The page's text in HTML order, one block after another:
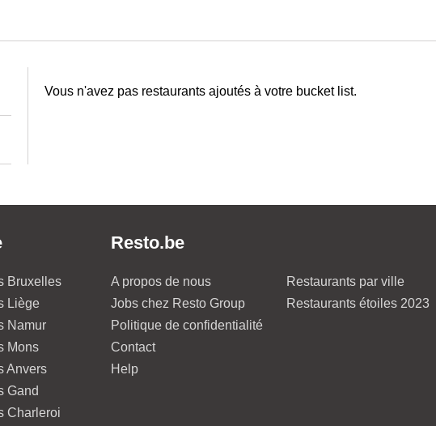
Vous n'avez pas restaurants ajoutés à votre bucket list.
Bruxelles
Liège
Namur
Mons
Anvers
Gand
Charleroi
Resto.be
A propos de nous
Jobs chez Resto Group
Politique de confidentialité
Contact
Help
Restaurants par ville
Restaurants étoiles 2023